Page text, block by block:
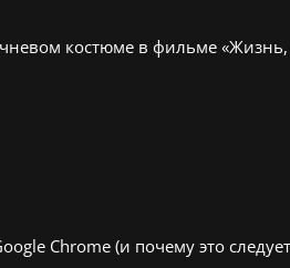
костюме в фильме «Жизнь,
Chrome (и почему это